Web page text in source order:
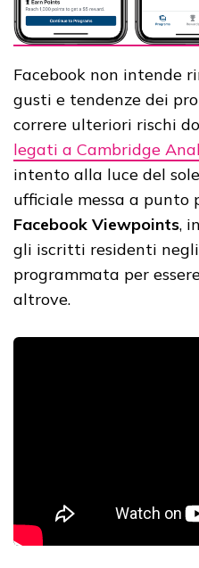
Facebook non intende
gusti e tendenze dei
correre ulteriori rischi
legati a Cambridge
intento alla luce del
ufficiale messa a punto
Facebook Viewpoints,
gli iscritti residenti
programmata per
altrove.